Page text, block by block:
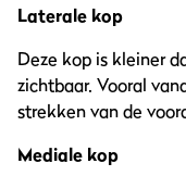
Laterale kop
Deze kop is kleiner
zichtbaar. Vooral
strekken van de
Mediale kop